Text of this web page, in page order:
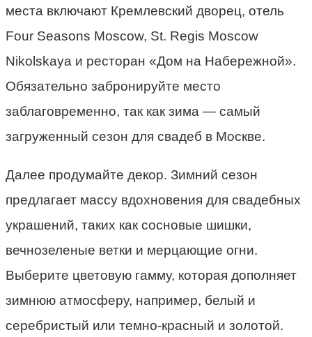
места включают Кремлевский дворец, отель
Four Seasons Moscow, St. Regis Moscow
Nikolskaya и ресторан «Дом на Набережной».
Обязательно забронируйте место
заблаговременно, так как зима — самый
загруженный сезон для свадеб в Москве.
Далее продумайте декор. Зимний сезон
предлагает массу вдохновения для свадебных
украшений, таких как сосновые шишки,
вечнозеленые ветки и мерцающие огни.
Выберите цветовую гамму, которая дополняет
зимнюю атмосферу, например, белый и
серебристый или темно-красный и золотой.